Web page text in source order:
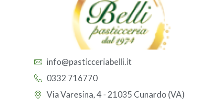
info@pasticceriabelli.it
0332 716770
Via Varesina, 4 - 21035 Cunardo (VA)